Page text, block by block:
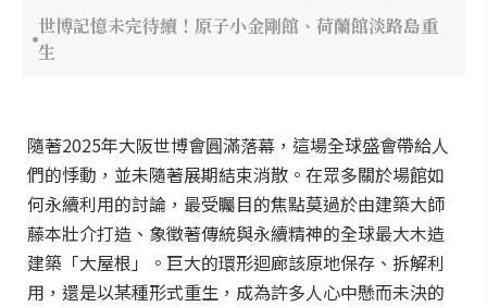
世博記憶未完待續！原子小金剛館、荷蘭館淡路島重
生
隨著2025年大阪世博會圓滿落幕，這場全球盛會帶給人
們的悸動，並未隨著展期結束消散。在眾多關於場館如
何永續利用的討論，最受矚目的焦點莫過於由建築大師
藤本壯介打造、象徵著傳統與永續精神的全球最大木造
建築「大屋根」。巨大的環形迴廊該原地保存、拆解利
用，還是以某種形式重生，成為許多人心中懸而未決的